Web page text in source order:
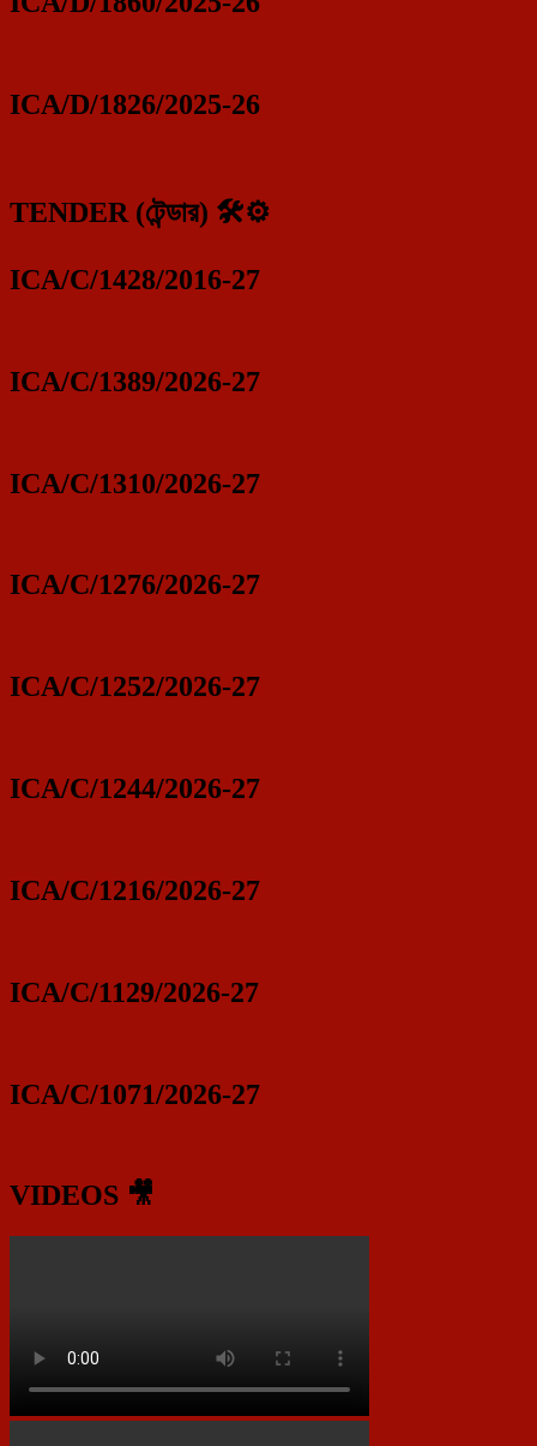
ICA/D/1826/2025-26
TENDER (টেন্ডার) 🛠️⚙️
ICA/C/1428/2016-27
ICA/C/1389/2026-27
ICA/C/1310/2026-27
ICA/C/1276/2026-27
ICA/C/1252/2026-27
ICA/C/1244/2026-27
ICA/C/1216/2026-27
ICA/C/1129/2026-27
ICA/C/1071/2026-27
VIDEOS 🎥